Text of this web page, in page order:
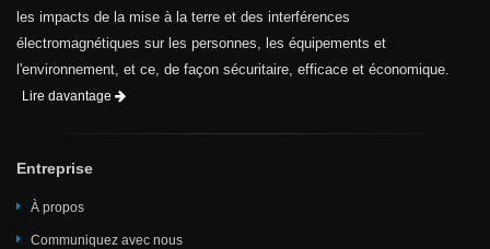
les impacts de la mise à la terre et des interférences
électromagnétiques sur les personnes, les équipements et
l'environnement, et ce, de façon sécuritaire, efficace et économique.
Lire davantage
Entreprise
À propos
Communiquez avec nous